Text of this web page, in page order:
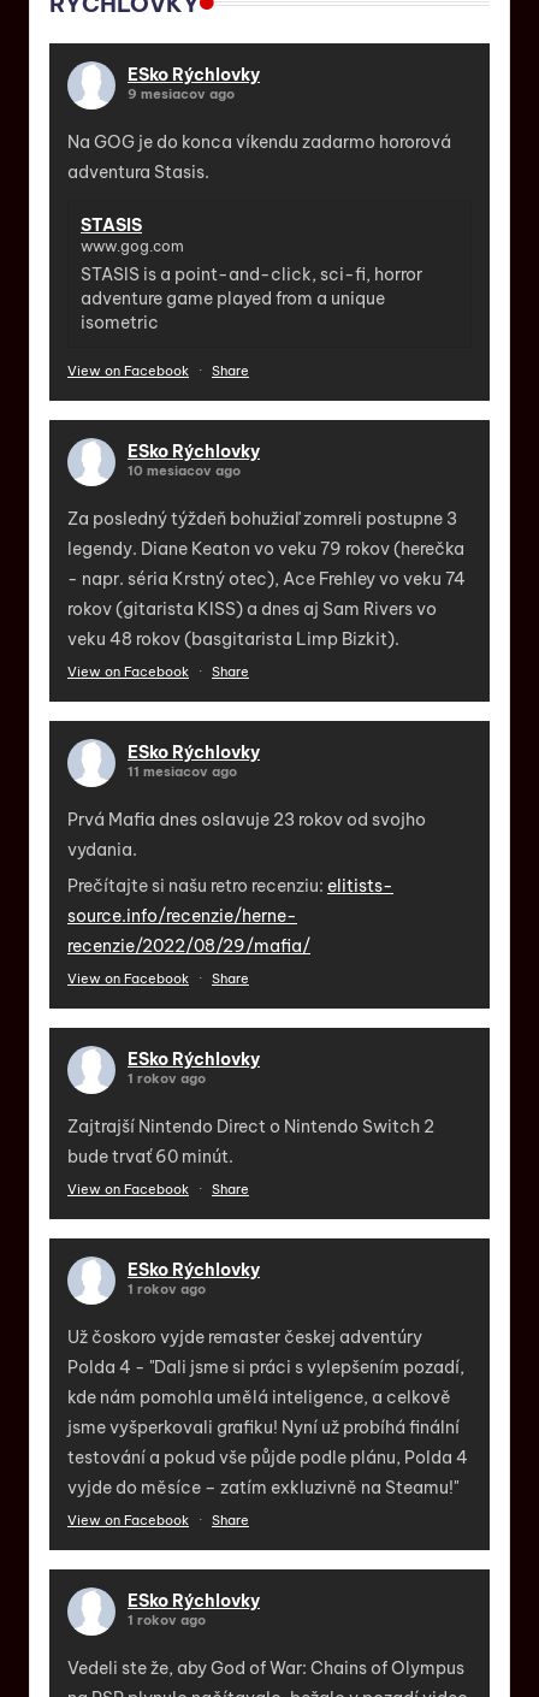
ESko Rýchlovky
9 mesiacov ago
Na GOG je do konca víkendu zadarmo hororová
adventura Stasis.
STASIS
www.gog.com
STASIS is a point-and-click, sci-fi, horror
adventure game played from a unique
isometric
View on Facebook · Share
ESko Rýchlovky
10 mesiacov ago
Za posledný týždeň bohužiaľ zomreli postupne 3
legendy. Diane Keaton vo veku 79 rokov (herečka
- napr. séria Krstný otec), Ace Frehley vo veku 74
rokov (gitarista KISS) a dnes aj Sam Rivers vo
veku 48 rokov (basgitarista Limp Bizkit).
View on Facebook · Share
ESko Rýchlovky
11 mesiacov ago
Prvá Mafia dnes oslavuje 23 rokov od svojho
vydania.
Prečítajte si našu retro recenziu: elitists-
source.info/recenzie/herne-
recenzie/2022/08/29/mafia/
View on Facebook · Share
ESko Rýchlovky
1 rokov ago
Zajtrajší Nintendo Direct o Nintendo Switch 2
bude trvať 60 minút.
View on Facebook · Share
ESko Rýchlovky
1 rokov ago
Už čoskoro vyjde remaster českej adventúry
Polda 4 - "Dali jsme si práci s vylepšením pozadí,
kde nám pomohla umělá inteligence, a celkově
jsme vyšperkovali grafiku! Nyní už probíhá finální
testování a pokud vše půjde podle plánu, Polda 4
vyjde do měsíce – zatím exkluzivně na Steamu!"
View on Facebook · Share
ESko Rýchlovky
1 rokov ago
Vedeli ste že, aby God of War: Chains of Olympus